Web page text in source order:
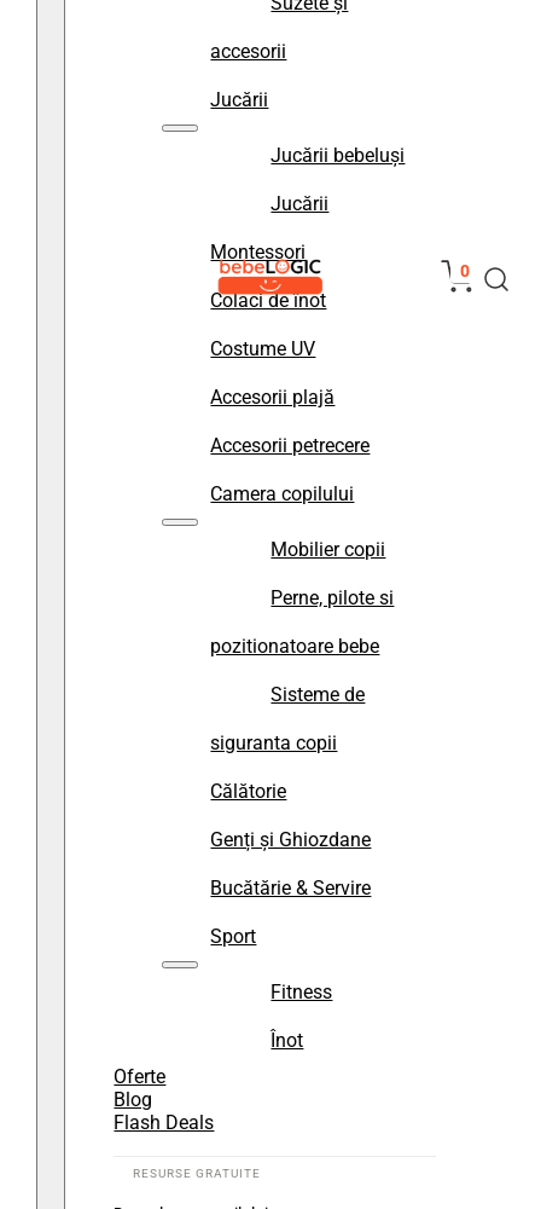
accesorii
Jucării
Jucării bebeluși
Jucării
Montessori
Colaci de înot
Costume UV
Accesorii plajă
Accesorii petrecere
Camera copilului
Mobilier copii
Perne, pilote si
pozitionatoare bebe
Sisteme de
siguranta copii
Călătorie
Genți și Ghiozdane
Bucătărie & Servire
Sport
Fitness
Înot
Oferte
Blog
Flash Deals
0